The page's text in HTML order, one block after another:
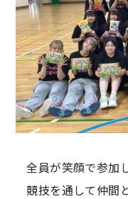
全員が笑顔で参加
競技を通して仲間